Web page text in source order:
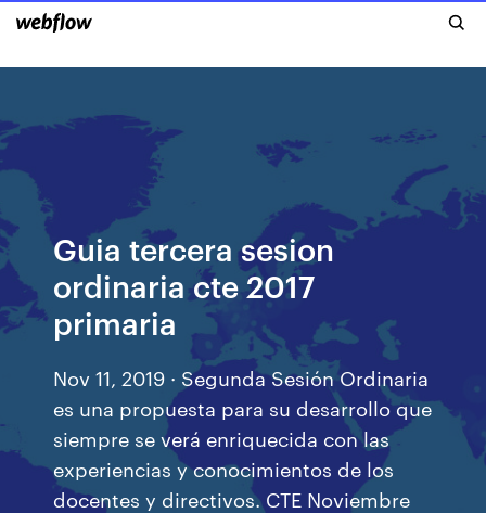
Guia tercera sesion
ordinaria cte 2017
primaria
Nov 11, 2019 · Segunda Sesión Ordinaria
es una propuesta para su desarrollo que
siempre se verá enriquecida con las
experiencias y conocimientos de los
docentes y directivos. CTE Noviembre